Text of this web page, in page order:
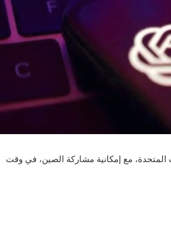
المتحدة، مع إمكانية مشاركة الصين، في وقت